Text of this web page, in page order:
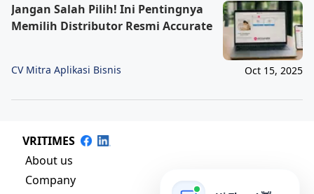
Jangan Salah Pilih! Ini Pentingnya
Memilih Distributor Resmi Accurate
CV Mitra Aplikasi Bisnis Oct 15, 2025
VRITIMES
About us
Company